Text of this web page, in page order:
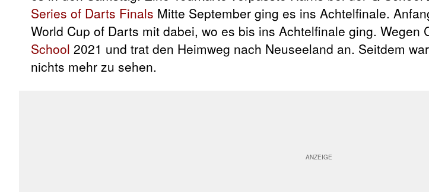
Series of Darts Finals Mitte September ging es ins Achtelfinale.
World Cup of Darts mit dabei, wo es bis ins Achtelfinale ging. Wegen
School 2021 und trat den Heimweg nach Neuseeland an. Seitdem
nichts mehr zu sehen.